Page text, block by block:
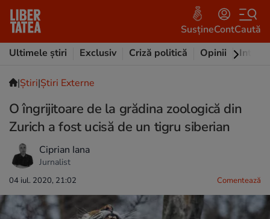
SusțineContCaută
Ultimele știri
Exclusiv Criză politică Opinii
|Ştiri|Știri Externe
O îngrijitoare de la grădina zoologică din
Zurich a fost ucisă de un tigru siberian
Ciprian Iana
Jurnalist
04 iul. 2020, 21:02 Comentează